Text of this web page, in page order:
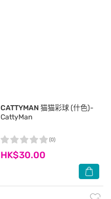
CATTYMAN 猫猫彩球 (什色)-
CattyMan
HK$30.00
(0)